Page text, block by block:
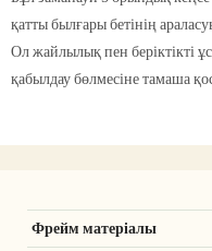
қатты былғары бетінің
Ол жайлылық пен беріктікті
қабылдау бөлмесіне тамаша
Фрейм матеріалы